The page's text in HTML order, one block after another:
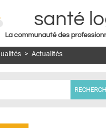
Jump to navigation
santé
La communauté des
> Actualités